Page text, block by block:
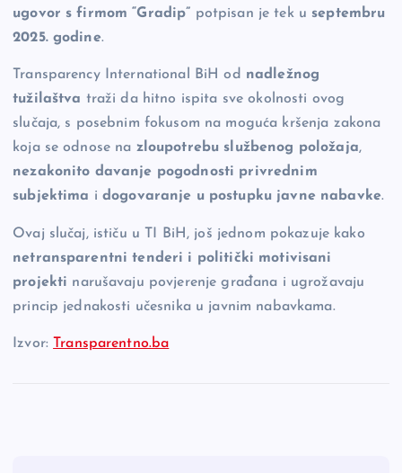
ugovor s firmom “Gradip” potpisan je tek u septembru
2025. godine.
Transparency International BiH od nadležnog
tužilaštva traži da hitno ispita sve okolnosti ovog
slučaja, s posebnim fokusom na moguća kršenja zakona
koja se odnose na zloupotrebu službenog položaja,
nezakonito davanje pogodnosti privrednim
subjektima i dogovaranje u postupku javne nabavke.
Ovaj slučaj, ističu u TI BiH, još jednom pokazuje kako
netransparentni tenderi i politički motivisani
projekti narušavaju povjerenje građana i ugrožavaju
princip jednakosti učesnika u javnim nabavkama.
Izvor: Transparentno.ba